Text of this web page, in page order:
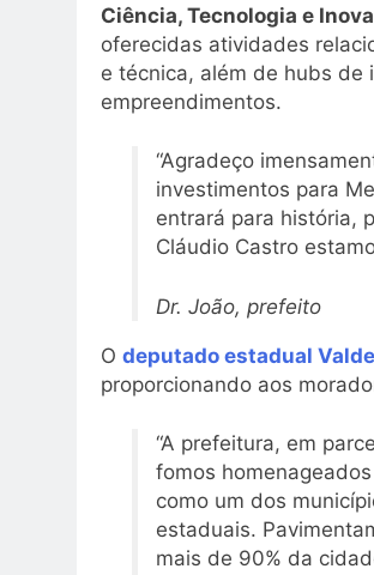
Ciência, Tecnologia e
oferecidas atividades
e técnica, além de hubs de
empreendimentos.
“Agradeço
investimentos para
entrará para história,
Cláudio Castro
Dr. João, prefeito
O deputado estadual
proporcionando aos
“A prefeitura, em
fomos
como um dos
estaduais.
mais de 90% da